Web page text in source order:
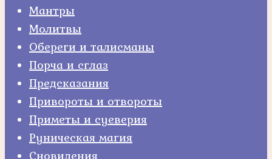
Мантры
Молитвы
Обереги и талисманы
Порча и сглаз
Предсказания
Привороты и отвороты
Приметы и суеверия
Руническая магия
Сновидения